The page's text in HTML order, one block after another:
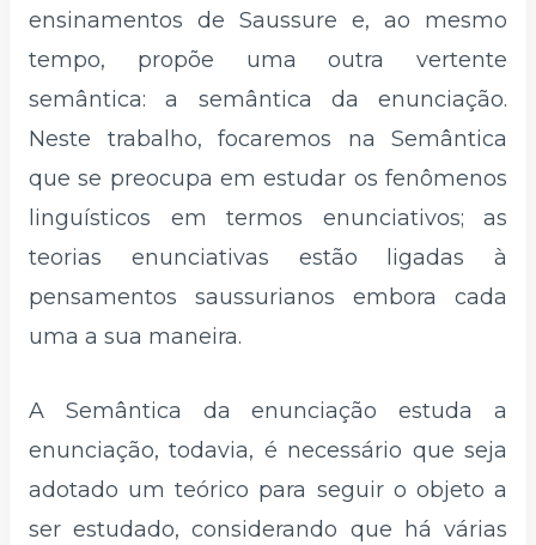
ensinamentos de Saussure e, ao mesmo
tempo, propõe uma outra vertente
semântica: a semântica da enunciação.
Neste trabalho, focaremos na Semântica
que se preocupa em estudar os fenômenos
linguísticos em termos enunciativos; as
teorias enunciativas estão ligadas à
pensamentos saussurianos embora cada
uma a sua maneira.
A Semântica da enunciação estuda a
enunciação, todavia, é necessário que seja
adotado um teórico para seguir o objeto a
ser estudado, considerando que há várias